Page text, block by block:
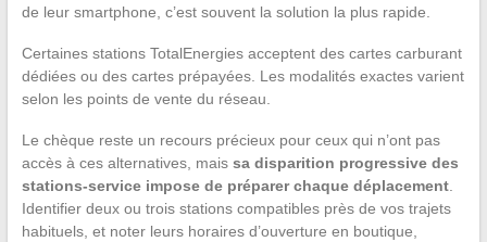
de leur smartphone, c’est souvent la solution la plus rapide.
Certaines stations TotalEnergies acceptent des cartes carburant
dédiées ou des cartes prépayées. Les modalités exactes varient
selon les points de vente du réseau.
Le chèque reste un recours précieux pour ceux qui n’ont pas
accès à ces alternatives, mais sa disparition progressive des
stations-service impose de préparer chaque déplacement.
Identifier deux ou trois stations compatibles près de vos trajets
habituels, et noter leurs horaires d’ouverture en boutique,